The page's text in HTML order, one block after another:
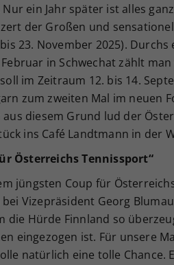
ein Jahr später ist alles
der Großen und
23. November 2025).
in Schwechat zählt
im Zeitraum 12. bis 14.
zum zweiten Mal im neuen
diesem Grund lud der
ins Café Landtmann in der
Österreichs Tennissport“
jüngsten Coup für
Vizepräsident Georg
die Hürde Finnland so
eingezogen ist. Für unsere
natürlich eine tolle Chance.